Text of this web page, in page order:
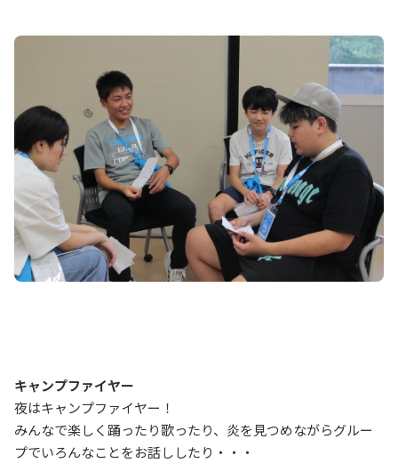
キャンプファイヤー
夜はキャンプファイヤー！
みんなで楽しく踊ったり歌ったり、炎を見つめながらグルー
プでいろんなことをお話ししたり・・・